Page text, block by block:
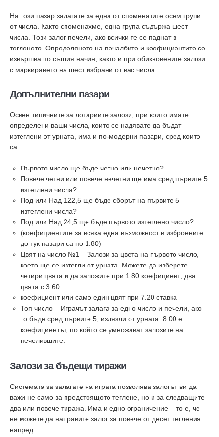
На този пазар залагате за една от споменатите осем групи
от числа. Както споменахме, една група съдържа шест
числа. Този залог печели, ако всички те се паднат в
тегленето. Определянето на печалбите и коефициентите се
извършва по същия начин, както и при обикновените залози
с маркирането на шест избрани от вас числа.
Допълнителни пазари
Освен типичните за лотариите залози, при които имате
определени ваши числа, които се надявате да бъдат
изтеглени от урната, има и по-модерни пазари, сред които
са:
Първото число ще бъде четно или нечетно?
Повече четни или повече нечетни ще има сред първите 5
изтеглени числа?
Под или Над 122,5 ще бъде сборът на първите 5
изтеглени числа?
Под или Над 24,5 ще бъде първото изтеглено число?
(коефициентите за всяка една възможност в изброените
до тук пазари са по 1.80)
Цвят на число №1 – Залози за цвета на първото число,
което ще се изтегли от урната. Можете да изберете
четири цвята и да заложите при 1.80 коефициент; два
цвята с 3.60
коефициент или само един цвят при 7.20 ставка
Топ число – Играчът залага за едно число и печели, ако
то бъде сред първите 5, излязли от урната. 8.00 е
коефициентът, по който се умножават залозите на
печелившите.
Залози за бъдещи тиражи
Системата за залагате на играта позволява залогът ви да
важи не само за предстоящото теглене, но и за следващите
два или повече тиража. Има и едно ограничение – то е, че
не можете да направите залог за повече от десет тегления
напред.